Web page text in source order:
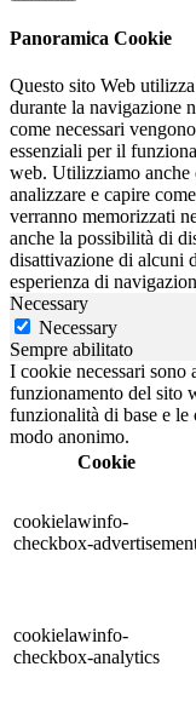
Panoramica Cookie
Questo sito Web
durante la navigazione
come necessari
essenziali per il
web. Utilizziamo anche
analizzare e capire
verranno memorizzati
anche la possibilità di
disattivazione di alcuni
esperienza di
Necessary
Necessary
Sempre abilitato
I cookie necessari sono
funzionamento del sito
funzionalità di base e le
modo anonimo.
Cookie
cookielawinfo-
checkbox-
cookielawinfo-
checkbox-analytics